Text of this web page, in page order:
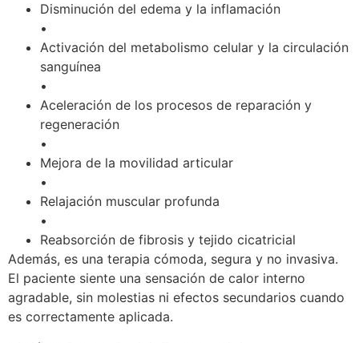
Disminución del edema y la inflamación
•
Activación del metabolismo celular y la circulación
sanguínea
•
Aceleración de los procesos de reparación y
regeneración
•
Mejora de la movilidad articular
•
Relajación muscular profunda
•
Reabsorción de fibrosis y tejido cicatricial
Además, es una terapia cómoda, segura y no invasiva.
El paciente siente una sensación de calor interno
agradable, sin molestias ni efectos secundarios cuando
es correctamente aplicada.